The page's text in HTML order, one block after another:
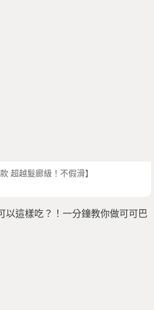
超越髮廊級！不假滑】